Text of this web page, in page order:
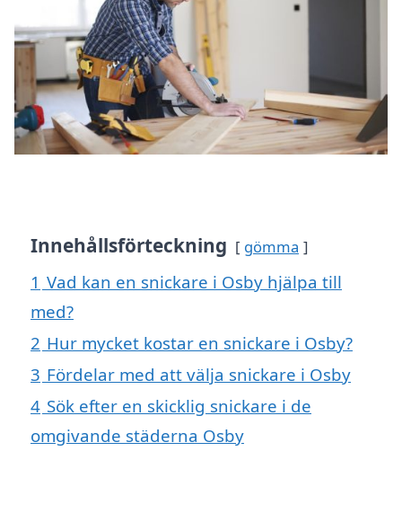
Innehållsförteckning gömma
1 Vad kan en snickare i Osby hjälpa till
med?
2 Hur mycket kostar en snickare i Osby?
3 Fördelar med att välja snickare i Osby
4 Sök efter en skicklig snickare i de
omgivande städerna Osby